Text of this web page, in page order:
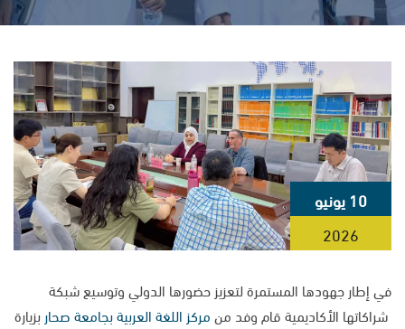
10 يونيو
2026
في إطار جهودها المستمرة لتعزيز حضورها الدولي وتوسيع شبكة
شراكاتها الأكاديمية قام وفد من مركز اللغة العربيةبجامعة صحار بزيارة